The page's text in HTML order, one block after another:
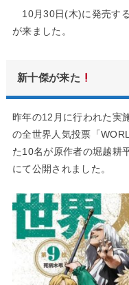
10月30日(木)に発売す
が来ました。
新十傑が来た
昨年の12月に行われた実
の全世界人気投票「
た10名が原作者の堀越耕
にて公開されました。